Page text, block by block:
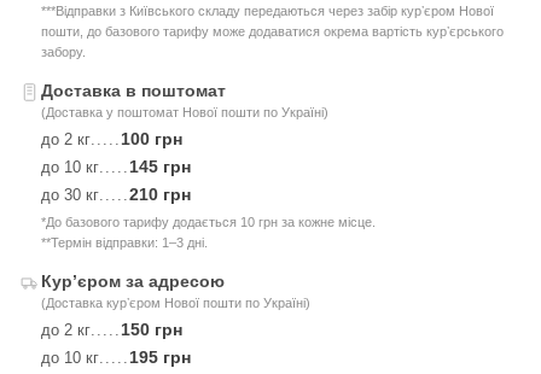
***Відправки з Київського складу передаються через забір курʼєром Нової
пошти, до базового тарифу може додаватися окрема вартість курʼєрського
забору.
Доставка в поштомат
(Доставка у поштомат Нової пошти по Україні)
до 2 кг.....100 грн
до 10 кг.....145 грн
до 30 кг.....210 грн
*До базового тарифу додається 10 грн за кожне місце.
**Термін відправки: 1–3 дні.
Курʼєром за адресою
(Доставка курʼєром Нової пошти по Україні)
до 2 кг.....150 грн
до 10 кг.....195 грн